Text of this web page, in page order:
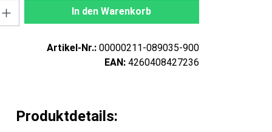
Gib den gewünschten Wert ein
In den Warenkorb
Artikel-Nr.: 00000211-089035-900
EAN: 4260408427236
Produktdetails: